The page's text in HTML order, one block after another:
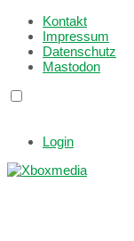
Kontakt
Impressum
Datenschutz
Mastodon
Login